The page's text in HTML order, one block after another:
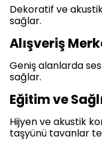
Dekoratif ve
sağlar.
Alışveriş
Geniş alanlarda
sağlar.
Eğitim ve
Hijyen ve akustik
taşyünü tavanlar